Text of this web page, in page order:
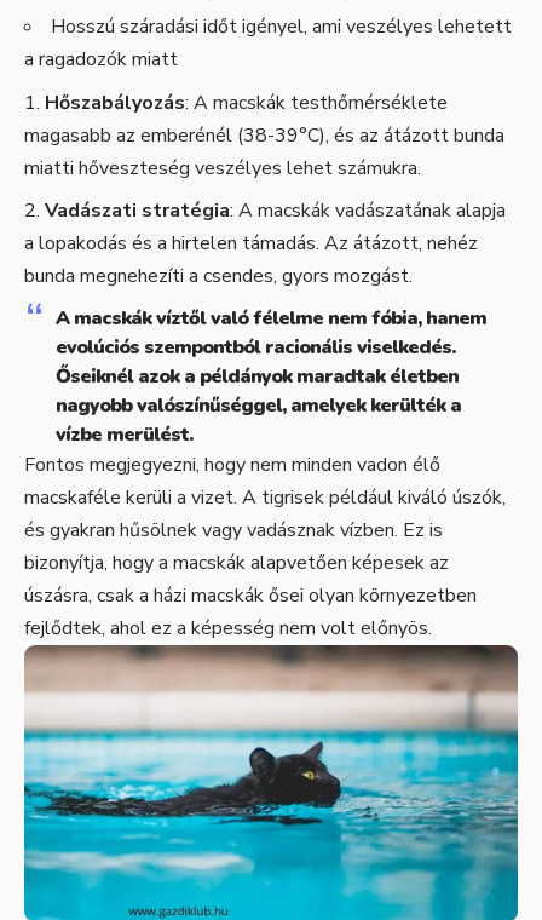
Hosszú száradási időt igényel, ami veszélyes lehetett
a ragadozók miatt
Hőszabályozás: A macskák testhőmérséklete
magasabb az emberénél (38-39°C), és az átázott bunda
miatti hőveszteség veszélyes lehet számukra.
Vadászati stratégia: A macskák vadászatának alapja
a lopakodás és a hirtelen támadás. Az átázott, nehéz
bunda megnehezíti a csendes, gyors mozgást.
A macskák víztől való félelme nem fóbia, hanem
evolúciós szempontból racionális viselkedés.
Őseiknél azok a példányok maradtak életben
nagyobb valószínűséggel, amelyek kerülték a
vízbe merülést.
Fontos megjegyezni, hogy nem minden vadon élő
macskaféle kerüli a vizet. A tigrisek például kiváló úszók,
és gyakran hűsölnek vagy vadásznak vízben. Ez is
bizonyítja, hogy a macskák alapvetően képesek az
úszásra, csak a házi macskák ősei olyan környezetben
fejlődtek, ahol ez a képesség nem volt előnyös.